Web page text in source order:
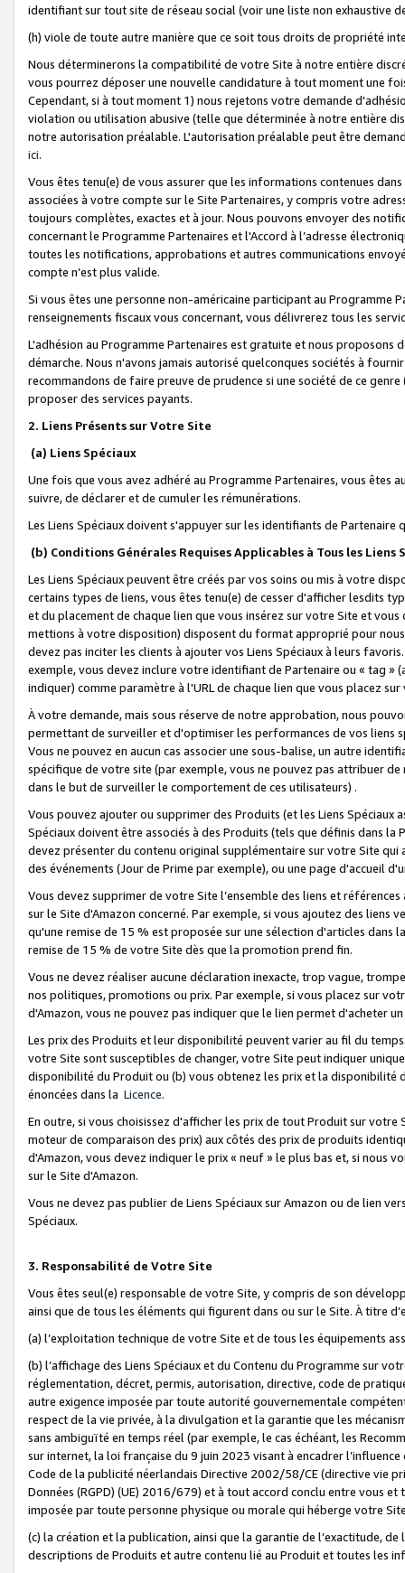
identifiant sur tout site de réseau social (voir une liste non exhaustive
(h) viole de toute autre manière que ce soit tous droits de propriété
Nous déterminerons la compatibilité de votre Site à notre entière
vous pourrez déposer une nouvelle candidature à tout moment une
Cependant, si à tout moment 1) nous rejetons votre demande
violation ou utilisation abusive (telle que déterminée à notre entière
notre autorisation préalable. L'autorisation préalable peut être
ici.
Vous êtes tenu(e) de vous assurer que les informations contenues
associées à votre compte sur le Site Partenaires, y compris votre
toujours complètes, exactes et à jour. Nous pouvons envoyer des
concernant le Programme Partenaires et l'Accord à l’adresse
toutes les notifications, approbations et autres communications
compte n’est plus valide.
Si vous êtes une personne non-américaine participant au
renseignements fiscaux vous concernant, vous délivrerez tous les
L'adhésion au Programme Partenaires est gratuite et nous proposons
démarche. Nous n'avons jamais autorisé quelconques sociétés à
recommandons de faire preuve de prudence si une société de ce
proposer des services payants.
2. Liens Présents sur Votre Site
(a) Liens Spéciaux
Une fois que vous avez adhéré au Programme Partenaires, vous êtes
suivre, de déclarer et de cumuler les rémunérations.
Les Liens Spéciaux doivent s'appuyer sur les identifiants de Partenaire
(b) Conditions Générales Requises Applicables à Tous les Liens
Les Liens Spéciaux peuvent être créés par vos soins ou mis à votre
certains types de liens, vous êtes tenu(e) de cesser d'afficher lesdits
et du placement de chaque lien que vous insérez sur votre Site et
mettions à votre disposition) disposent du format approprié pour
devez pas inciter les clients à ajouter vos Liens Spéciaux à leurs
exemple, vous devez inclure votre identifiant de Partenaire ou « tag
indiquer) comme paramètre à l'URL de chaque lien que vous placez
À votre demande, mais sous réserve de notre approbation, nous
permettant de surveiller et d'optimiser les performances de vos liens
Vous ne pouvez en aucun cas associer une sous-balise, un autre
spécifique de votre site (par exemple, vous ne pouvez pas attribuer
dans le but de surveiller le comportement de ces utilisateurs) .
Vous pouvez ajouter ou supprimer des Produits (et les Liens
Spéciaux doivent être associés à des Produits (tels que définis dans
devez présenter du contenu original supplémentaire sur votre Site qui
des événements (Jour de Prime par exemple), ou une page d'accueil
Vous devez supprimer de votre Site l’ensemble des liens et
sur le Site d'Amazon concerné. Par exemple, si vous ajoutez des
qu'une remise de 15 % est proposée sur une sélection d'articles
remise de 15 % de votre Site dès que la promotion prend fin.
Vous ne devez réaliser aucune déclaration inexacte, trop vague,
nos politiques, promotions ou prix. Par exemple, si vous placez sur
d'Amazon, vous ne pouvez pas indiquer que le lien permet d'acheter
Les prix des Produits et leur disponibilité peuvent varier au fil du
votre Site sont susceptibles de changer, votre Site peut indiquer
disponibilité du Produit ou (b) vous obtenez les prix et la disponibilité
énoncées dans la Licence.
En outre, si vous choisissez d'afficher les prix de tout Produit sur
moteur de comparaison des prix) aux côtés des prix de produits
d'Amazon, vous devez indiquer le prix « neuf » le plus bas et, si nous
sur le Site d'Amazon.
Vous ne devez pas publier de Liens Spéciaux sur Amazon ou de lien
Spéciaux.
3. Responsabilité de Votre Site
Vous êtes seul(e) responsable de votre Site, y compris de son
ainsi que de tous les éléments qui figurent dans ou sur le Site. À titre
(a) l’exploitation technique de votre Site et de tous les équipements
(b) l’affichage des Liens Spéciaux et du Contenu du Programme sur
réglementation, décret, permis, autorisation, directive, code de
autre exigence imposée par toute autorité gouvernementale
respect de la vie privée, à la divulgation et la garantie que les
sans ambiguïté en temps réel (par exemple, le cas échéant, les
sur internet, la loi française du 9 juin 2023 visant à encadrer
Code de la publicité néerlandais Directive 2002/58/CE (directive vie
Données (RGPD) (UE) 2016/679) et à tout accord conclu entre vous
imposée par toute personne physique ou morale qui héberge votre
(c) la création et la publication, ainsi que la garantie de l’exactitude,
descriptions de Produits et autre contenu lié au Produit et toutes les